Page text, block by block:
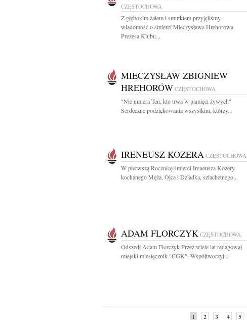
CZĘSTOCHOWA
Z głębokim żalem i smutkiem przyjęliśmy
wiadomość o śmierci Mieczysława Hrehorowa
Prezesa Klubu...
MIECZYSŁAW ZBIGNIEW
HREHORÓW CZĘSTOCHOWA
"Nie umiera Ten, kto trwa w pamięci żywych"
Serdeczne podziękowania wszystkim, którzy...
IRENEUSZ KOZERA CZĘSTOCHOWA
W pierwszą Rocznicę śmierci Ireneusza Kozery
kochanego Męża, Ojca i Dziadka, szlachetnego...
ADAM FLORCZYK CZĘSTOCHOWA
Odszedł Adam Florczyk Przez wiele lat redagował
miejski miesięcznik "CGK". Współtworzył...
1 2 3 4 5